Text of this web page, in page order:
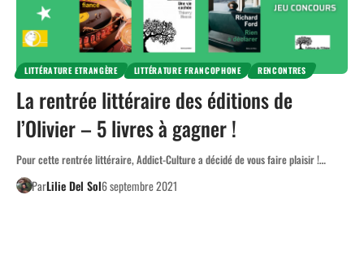
LITTÉRATURE ETRANGÈRE LITTÉRATURE FRANCOPHONE RENCONTRES
La rentrée littéraire des éditions de
l’Olivier – 5 livres à gagner !
Pour cette rentrée littéraire, Addict-Culture a décidé de vous faire plaisir !…
ParLilie Del Sol6 septembre 2021